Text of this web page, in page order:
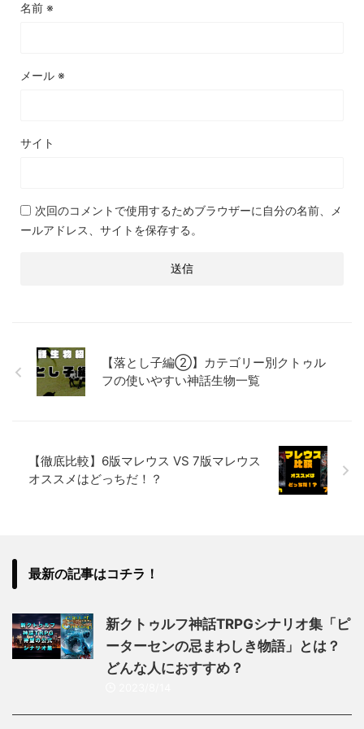
名前 ※
メール ※
サイト
次回のコメントで使用するためブラウザーに自分の名前、メ
ールアドレス、サイトを保存する。
【落とし子編②】カテゴリー別クトゥル
フの使いやすい神話生物一覧
【徹底比較】6版マレウス VS 7版マレウス
オススメはどっちだ！？
最新の記事はコチラ！
新クトゥルフ神話TRPGシナリオ集「ピ
ーターセンの忌まわしき物語」とは？
どんな人におすすめ？